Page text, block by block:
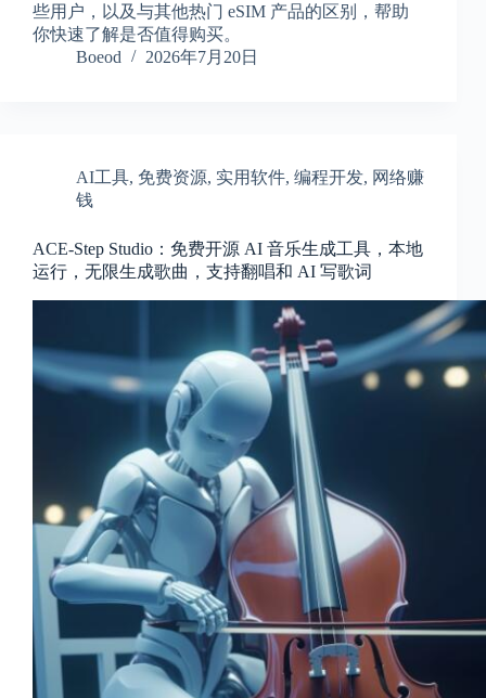
些用户，以及与其他热门 eSIM 产品的区别，帮助
你快速了解是否值得购买。
Boeod
2026年7月20日
AI工具, 免费资源, 实用软件, 编程开发, 网络赚
钱
ACE-Step Studio：免费开源 AI 音乐生成工具，本地
运行，无限生成歌曲，支持翻唱和 AI 写歌词